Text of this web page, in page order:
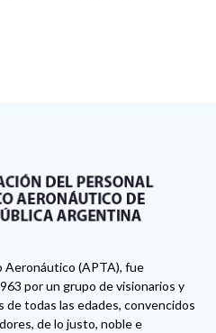
Aeronáutico (APTA), fue
por un grupo de visionarios y
de todas las edades, convencidos
de lo justo, noble e